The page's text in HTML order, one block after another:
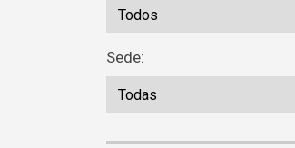
Sede: